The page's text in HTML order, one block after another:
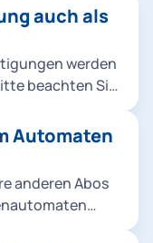
auch als
werden
14 Tage
Automaten
anderen Abos